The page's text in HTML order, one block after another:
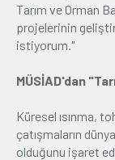
Tarım ve Orman
projelerinin
istiyorum."
MÜSİAD'dan
Küresel ısınma,
çatışmaların
olduğunu işaret